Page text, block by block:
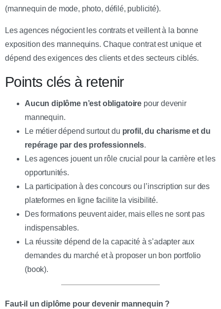
(mannequin de mode, photo, défilé, publicité).
Les agences négocient les contrats et veillent à la bonne
exposition des mannequins. Chaque contrat est unique et
dépend des exigences des clients et des secteurs ciblés.
Points clés à retenir
Aucun diplôme n’est obligatoire pour devenir
mannequin.
Le métier dépend surtout du profil, du charisme et du
repérage par des professionnels.
Les agences jouent un rôle crucial pour la carrière et les
opportunités.
La participation à des concours ou l’inscription sur des
plateformes en ligne facilite la visibilité.
Des formations peuvent aider, mais elles ne sont pas
indispensables.
La réussite dépend de la capacité à s’adapter aux
demandes du marché et à proposer un bon portfolio
(book).
Faut-il un diplôme pour devenir mannequin ?